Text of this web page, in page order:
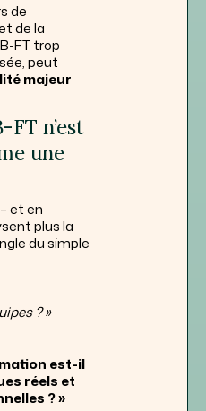
de
de la
FT trop
peut
majeur
n’est
une
et en
plus la
du simple
? »
est-il
réels et
? »